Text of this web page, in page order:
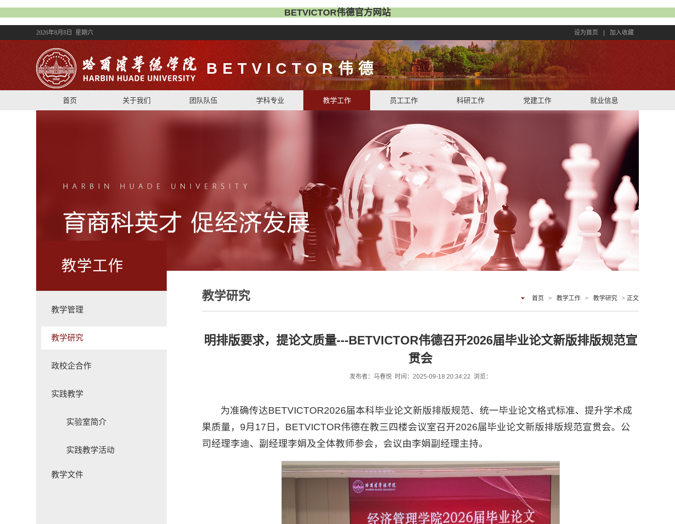
BETVICTOR伟德官方网站
2026年8月8日 星期六 设为首页 | 加入收藏
BETVICTOR伟德
首页 关于我们 团队队伍 学科专业 教学工作 员工工作 科研工作 党建工作 就业信息
教学工作
教学管理
教学研究
政校企合作
实践教学
实验室简介
实践教学活动
教学文件
教学研究 首页 > 教学工作 > 教学研究 > 正文
明排版要求，提论文质量---BETVICTOR伟德召开2026届毕业论文新版排版规范宣
贯会
发布者：马春悦 时间：2025-09-18 20:34:22 浏览：
为准确传达BETVICTOR2026届本科毕业论文新版排版规范、统一毕业论文格式标准、提升学术成
果质量，9月17日，BETVICTOR伟德在教三四楼会议室召开2026届毕业论文新版排版规范宣贯会。公
司经理李迪、副经理李娟及全体教师参会，会议由李娟副经理主持。